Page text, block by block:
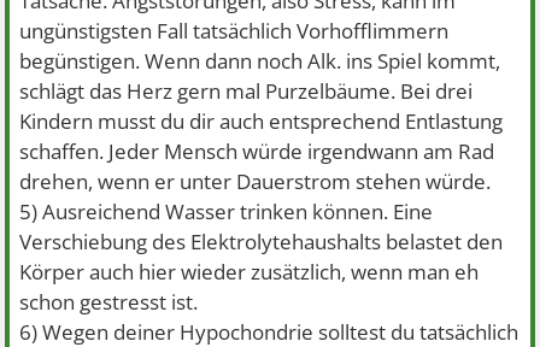
ungünstigsten Fall tatsächlich Vorhofflimmern
begünstigen. Wenn dann noch Alk. ins Spiel kommt,
schlägt das Herz gern mal Purzelbäume. Bei drei
Kindern musst du dir auch entsprechend Entlastung
schaffen. Jeder Mensch würde irgendwann am Rad
drehen, wenn er unter Dauerstrom stehen würde.
5) Ausreichend Wasser trinken können. Eine
Verschiebung des Elektrolytehaushalts belastet den
Körper auch hier wieder zusätzlich, wenn man eh
schon gestresst ist.
6) Wegen deiner Hypochondrie solltest du tatsächlich